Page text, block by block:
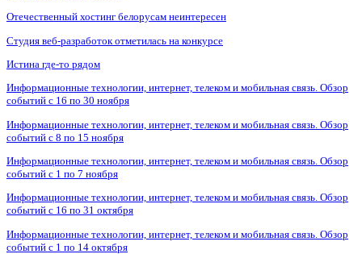
Отечественный хостинг белорусам неинтересен
Студия веб-разработок отметилась на конкурсе
Истина где-то рядом
Информационные технологии, интернет, телеком и мобильная связь. Обзор
событий с 16 по 30 ноября
Информационные технологии, интернет, телеком и мобильная связь. Обзор
событий с 8 по 15 ноября
Информационные технологии, интернет, телеком и мобильная связь. Обзор
событий с 1 по 7 ноября
Информационные технологии, интернет, телеком и мобильная связь. Обзор
событий с 16 по 31 октября
Информационные технологии, интернет, телеком и мобильная связь. Обзор
событий с 1 по 14 октября